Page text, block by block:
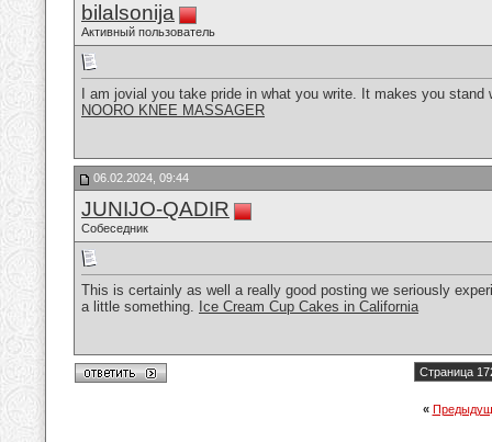
bilalsonija
Активный пользователь
I am jovial you take pride in what you write. It makes you
NOORO KNEE MASSAGER
06.02.2024, 09:44
JUNIJO-QADIR
Собеседник
This is certainly as well a really good posting we seriously
a little something. Ice Cream Cup Cakes in California
Страница
«